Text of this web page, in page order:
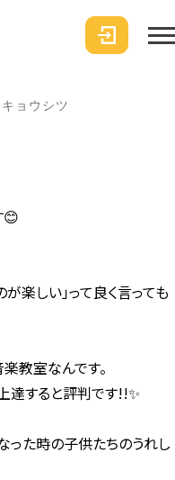
ョウシツ
😊
が楽しい」って良く言っても
教室なんです。
達すると評判です!!✨
った時の子供たちのうれし